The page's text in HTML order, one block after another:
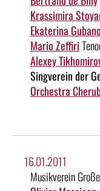
Krassimira
Ekaterina
Mario Zeffiri
Alexey
Singverein der
Orchestra
16.01.2011
Musikverein